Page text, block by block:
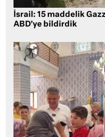
İsrail: 15 maddelik
ABD’ye bildirdik